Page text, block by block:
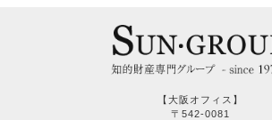
【大阪オフィス】
〒542-0081